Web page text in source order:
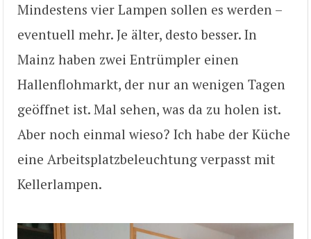
Mindestens vier Lampen sollen es werden –
eventuell mehr. Je älter, desto besser. In
Mainz haben zwei Entrümpler einen
Hallenflohmarkt, der nur an wenigen Tagen
geöffnet ist. Mal sehen, was da zu holen ist.
Aber noch einmal wieso? Ich habe der Küche
eine Arbeitsplatzbeleuchtung verpasst mit
Kellerlampen.